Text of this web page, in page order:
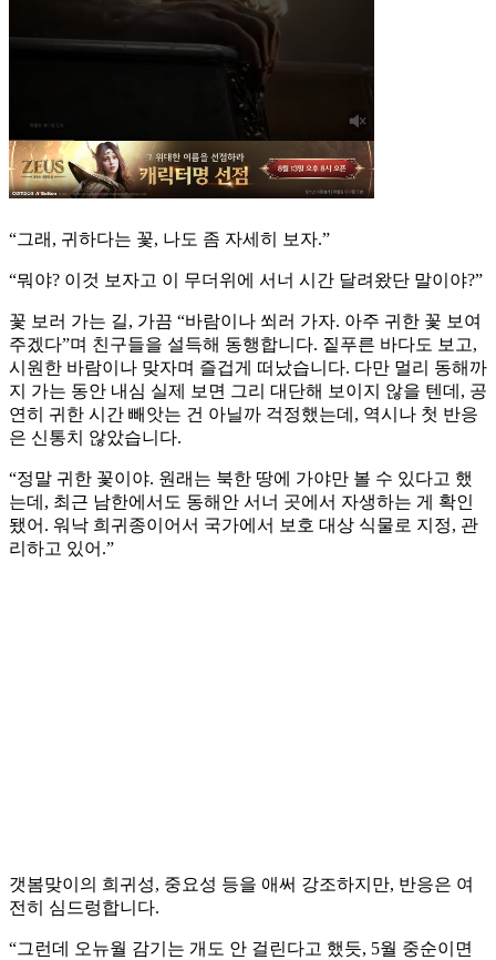
“그래, 귀하다는 꽃, 나도 좀 자세히 보자.”
“뭐야? 이것 보자고 이 무더위에 서너 시간 달려왔단 말이야?”
꽃 보러 가는 길, 가끔 “바람이나 쐬러 가자. 아주 귀한 꽃 보여
주겠다”며 친구들을 설득해 동행합니다. 짙푸른 바다도 보고,
시원한 바람이나 맞자며 즐겁게 떠났습니다. 다만 멀리 동해까
지 가는 동안 내심 실제 보면 그리 대단해 보이지 않을 텐데, 공
연히 귀한 시간 빼앗는 건 아닐까 걱정했는데, 역시나 첫 반응
은 신통치 않았습니다.
“정말 귀한 꽃이야. 원래는 북한 땅에 가야만 볼 수 있다고 했
는데, 최근 남한에서도 동해안 서너 곳에서 자생하는 게 확인
됐어. 워낙 희귀종이어서 국가에서 보호 대상 식물로 지정, 관
리하고 있어.”
갯봄맞이의 희귀성, 중요성 등을 애써 강조하지만, 반응은 여
전히 심드렁합니다.
“그런데 오뉴월 감기는 개도 안 걸린다고 했듯, 5월 중순이면